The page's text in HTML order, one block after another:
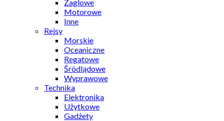
Żaglowe
Motorowe
Inne
Rejsy
Morskie
Oceaniczne
Regatowe
Śródlądowe
Wyprawowe
Technika
Elektronika
Użytkowe
Gadżety